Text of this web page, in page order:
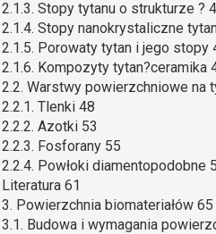
2.1.3. Stopy tytanu o strukturze ?
2.1.4. Stopy nanokrystaliczne
2.1.5. Porowaty tytan i jego stopy
2.1.6. Kompozyty tytan?ceramika
2.2. Warstwy powierzchniowe na
2.2.1. Tlenki 48
2.2.2. Azotki 53
2.2.3. Fosforany 55
2.2.4. Powłoki diamentopodobne
Literatura 61
3. Powierzchnia biomateriałów 65
3.1. Budowa i wymagania